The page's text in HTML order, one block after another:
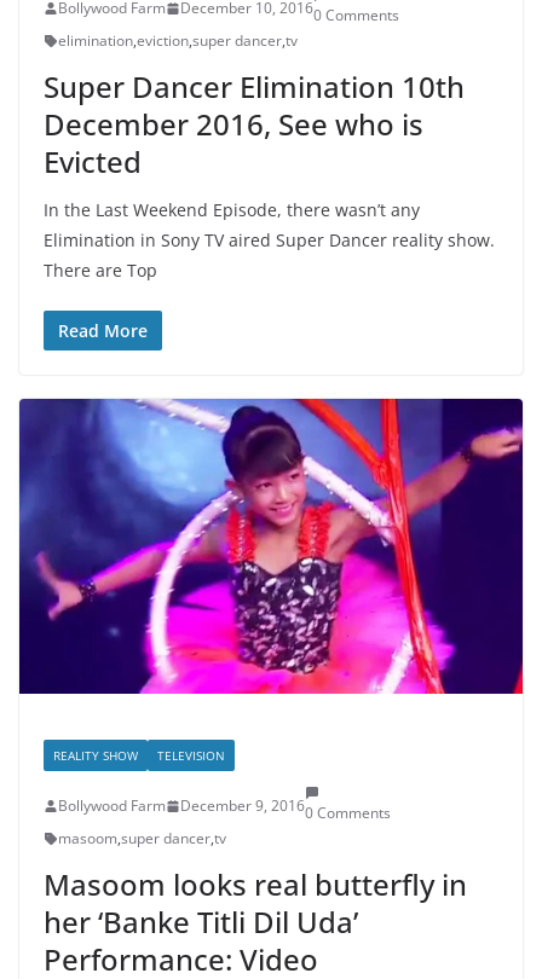
Bollywood Farm December 10, 20160 Comments
elimination,eviction,super dancer,tv
Super Dancer Elimination 10th
December 2016, See who is
Evicted
In the Last Weekend Episode, there wasn’t any
Elimination in Sony TV aired Super Dancer reality show.
There are Top
Read More
REALITY SHOW TELEVISION
Bollywood Farm December 9, 20160 Comments
masoom,super dancer,tv
Masoom looks real butterfly in
her ‘Banke Titli Dil Uda’
Performance: Video